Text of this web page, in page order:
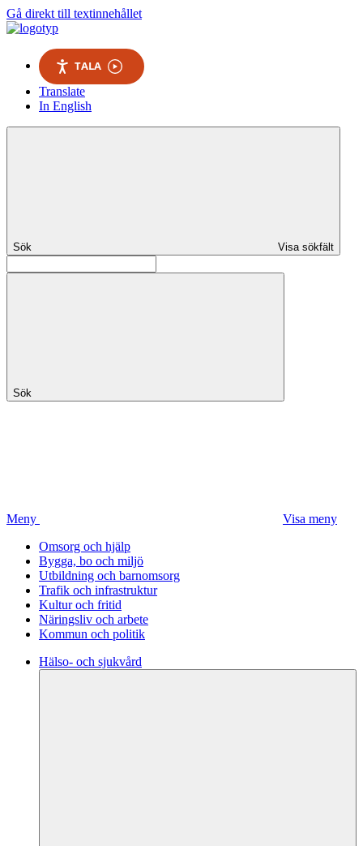
Gå direkt till textinnehållet
TALA
Translate
In English
Sök Visa sökfält
Sök
Meny
Visa meny
Omsorg och hjälp
Bygga, bo och miljö
Utbildning och barnomsorg
Trafik och infrastruktur
Kultur och fritid
Näringsliv och arbete
Kommun och politik
Hälso- och sjukvård